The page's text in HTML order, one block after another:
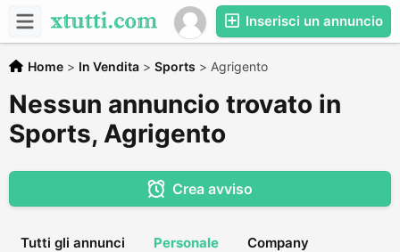
Inserisci un annuncio
Home > In Vendita > Sports > Agrigento
Nessun annuncio trovato in
Sports, Agrigento
Crea avviso
Tutti gli annunci Personale Company